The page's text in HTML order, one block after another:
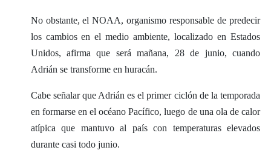
No obstante, el NOAA, organismo responsable de predecir
los cambios en el medio ambiente, localizado en Estados
Unidos, afirma que será mañana, 28 de junio, cuando
Adrián se transforme en huracán.
Cabe señalar que Adrián es el primer ciclón de la temporada
en formarse en el océano Pacífico, luego de una ola de calor
atípica que mantuvo al país con temperaturas elevados
durante casi todo junio.